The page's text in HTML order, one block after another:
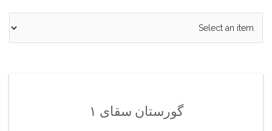
گورستان سقای ۱